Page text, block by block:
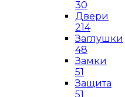
30
Двери
214
Заглушки
48
Замки
51
Защита
51